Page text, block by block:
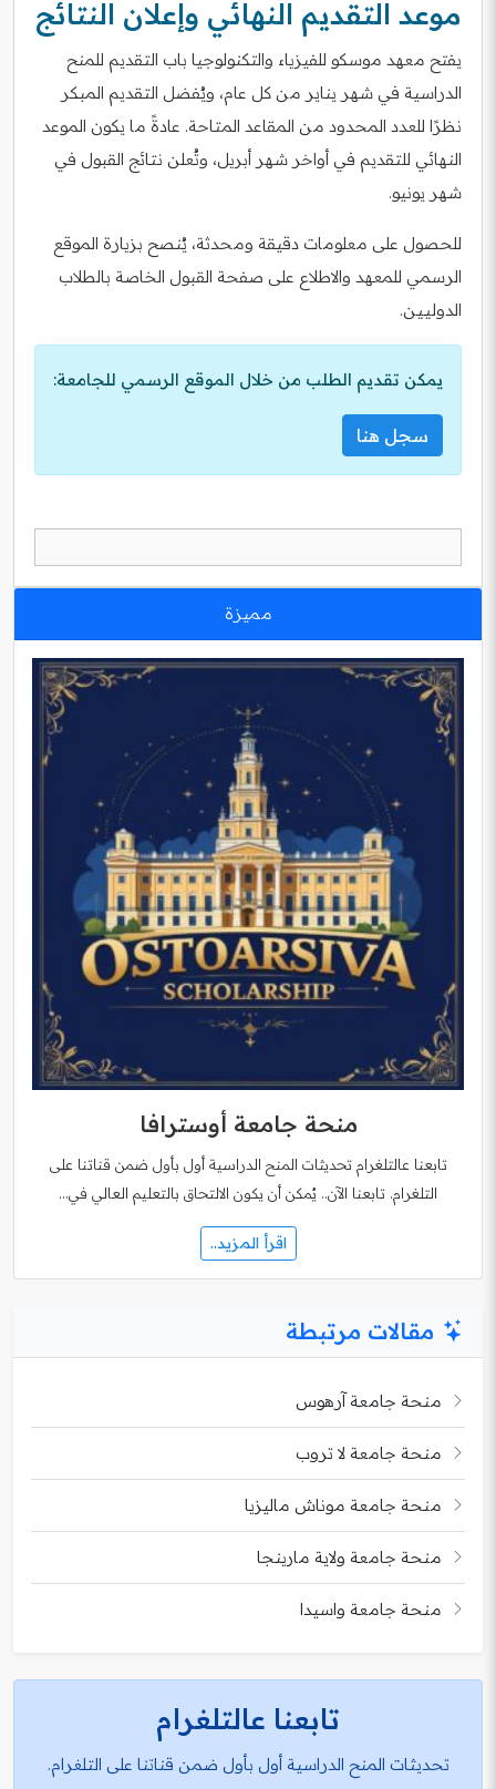
موعد التقديم النهائي وإعلان النتائج
يفتح معهد موسكو للفيزياء والتكنولوجيا باب التقديم للمنح
الدراسية في شهر يناير من كل عام، ويُفضل التقديم المبكر
نظرًا للعدد المحدود من المقاعد المتاحة. عادةً ما يكون الموعد
النهائي للتقديم في أواخر شهر أبريل، وتُعلن نتائج القبول في
شهر يونيو.
للحصول على معلومات دقيقة ومحدثة، يُنصح بزيارة الموقع
الرسمي للمعهد والاطلاع على صفحة القبول الخاصة بالطلاب
الدوليين.
يمكن تقديم الطلب من خلال الموقع الرسمي للجامعة:
سجل هنا
مميزة
منحة جامعة أوسترافا
تابعنا عالتلغرام تحديثات المنح الدراسية أول بأول ضمن قناتنا على
التلغرام. تابعنا الآن.. يُمكن أن يكون الالتحاق بالتعليم العالي في…
اقرأ المزيد..
مقالات مرتبطة
منحة جامعة آرهوس
منحة جامعة لا تروب
منحة جامعة موناش ماليزيا
منحة جامعة ولاية مارينجا
منحة جامعة واسيدا
تابعنا عالتلغرام
تحديثات المنح الدراسية أول بأول ضمن قناتنا على التلغرام.